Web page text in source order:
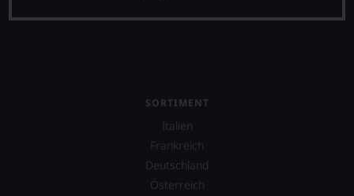
SORTIMENT
Italien
Frankreich
Deutschland
Österreich